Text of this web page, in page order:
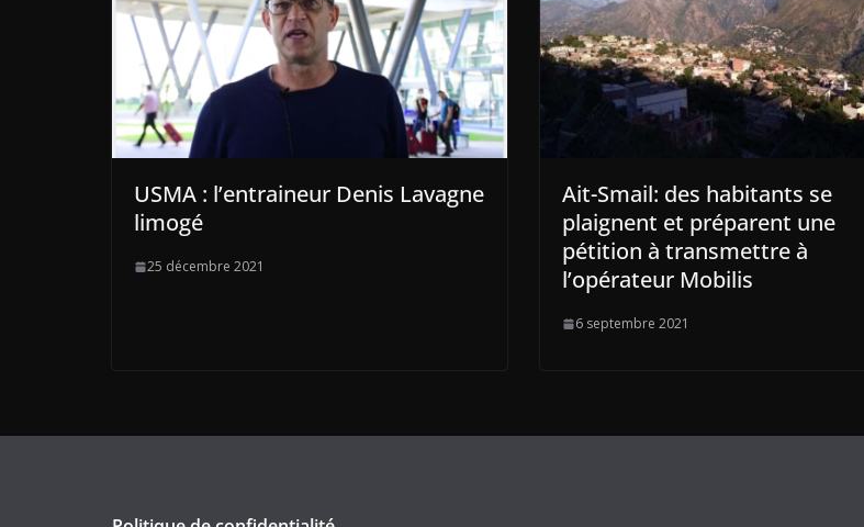
USMA : l’entraineur Denis Lavagne
limogé
25 décembre 2021
Ait-Smail: des habitants se
plaignent et préparent une
pétition à transmettre à
l’opérateur Mobilis
6 septembre 2021